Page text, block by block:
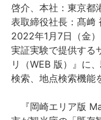
啓介、本社：東京都
表取締役社長：髙﨑
2022年1月7日（金
実証実験で提供する
リ（WEB 版）』に
検索、地点検索機能
『岡崎エリア版